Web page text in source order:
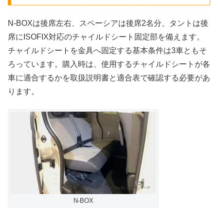
N-BOXは後席左右、スペーシアは後席2名分、タントは後
席にISOFIX対応のチャイルドシート固定部を備えます。
チャイルドシートを金具へ固定する基本条件は3車ともそ
ろっています。購入時は、使用するチャイルドシートが各
車に適合するかを取扱説明書と適合表で確認する必要があ
ります。
N-BOX